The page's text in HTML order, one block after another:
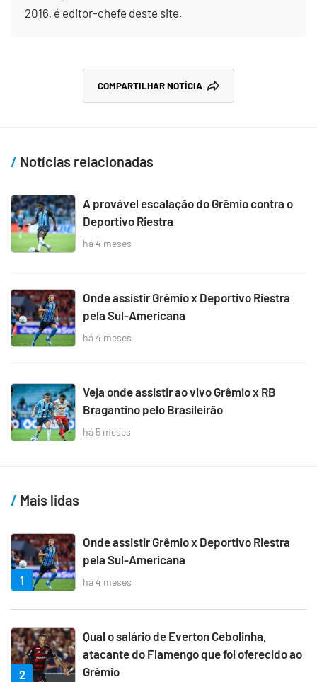
2016, é editor-chefe deste site.
COMPARTILHAR NOTÍCIA
Notícias relacionadas
A provável escalação do Grêmio contra o
Deportivo Riestra
há 4 meses
Onde assistir Grêmio x Deportivo Riestra
pela Sul-Americana
há 4 meses
Veja onde assistir ao vivo Grêmio x RB
Bragantino pelo Brasileirão
há 5 meses
Mais lidas
1
Onde assistir Grêmio x Deportivo Riestra
pela Sul-Americana
há 4 meses
2
Qual o salário de Everton Cebolinha,
atacante do Flamengo que foi oferecido ao
Grêmio